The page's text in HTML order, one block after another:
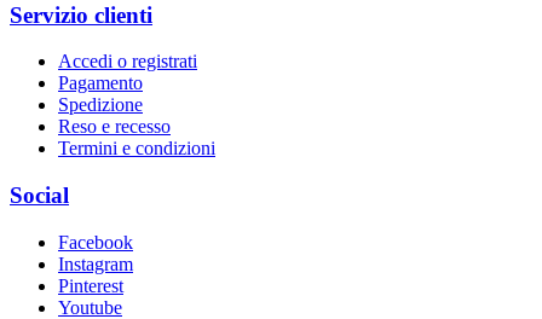
Servizio clienti
Accedi o registrati
Pagamento
Spedizione
Reso e recesso
Termini e condizioni
Social
Facebook
Instagram
Pinterest
Youtube